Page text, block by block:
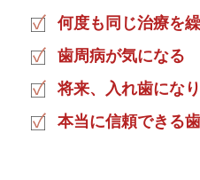
何度も同じ治療を
歯周病が気になる
将来、入れ歯にな
本当に信頼できる